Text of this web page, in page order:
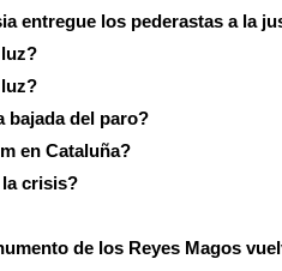
entregue los pederastas a la
bajada del paro?
en Cataluña?
la crisis?
de los Reyes Magos